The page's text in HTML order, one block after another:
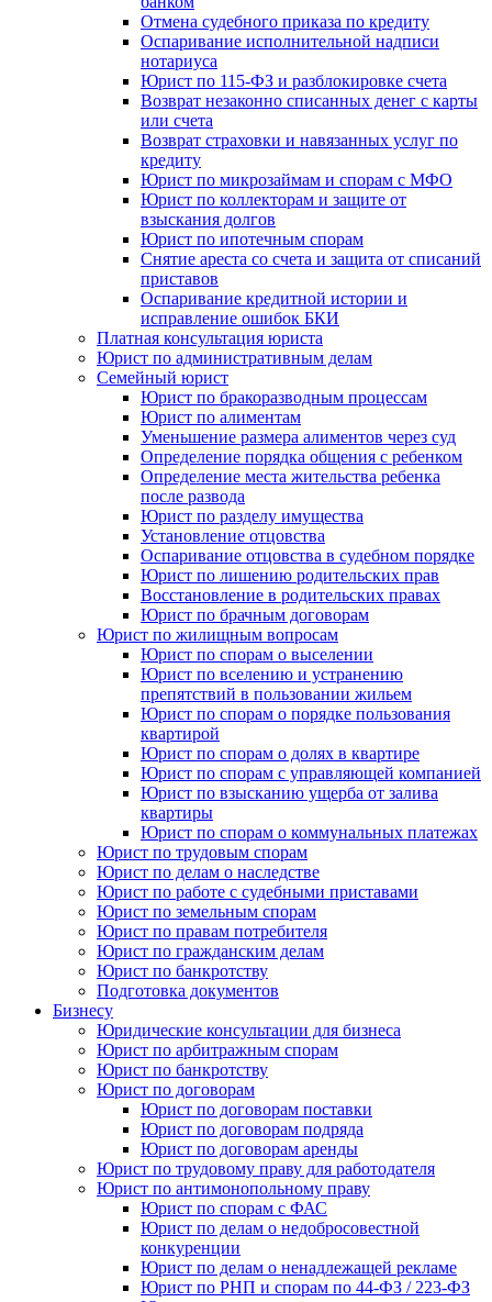
Отмена судебного приказа по кредиту
Оспаривание исполнительной надписи
нотариуса
Юрист по 115-ФЗ и разблокировке счета
Возврат незаконно списанных денег с карты
или счета
Возврат страховки и навязанных услуг по
кредиту
Юрист по микрозаймам и спорам с МФО
Юрист по коллекторам и защите от
взыскания долгов
Юрист по ипотечным спорам
Снятие ареста со счета и защита от списаний
приставов
Оспаривание кредитной истории и
исправление ошибок БКИ
Платная консультация юриста
Юрист по административным делам
Семейный юрист
Юрист по бракоразводным процессам
Юрист по алиментам
Уменьшение размера алиментов через суд
Определение порядка общения с ребенком
Определение места жительства ребенка
после развода
Юрист по разделу имущества
Установление отцовства
Оспаривание отцовства в судебном порядке
Юрист по лишению родительских прав
Восстановление в родительских правах
Юрист по брачным договорам
Юрист по жилищным вопросам
Юрист по спорам о выселении
Юрист по вселению и устранению
препятствий в пользовании жильем
Юрист по спорам о порядке пользования
квартирой
Юрист по спорам о долях в квартире
Юрист по спорам с управляющей компанией
Юрист по взысканию ущерба от залива
квартиры
Юрист по спорам о коммунальных платежах
Юрист по трудовым спорам
Юрист по делам о наследстве
Юрист по работе с судебными приставами
Юрист по земельным спорам
Юрист по правам потребителя
Юрист по гражданским делам
Юрист по банкротству
Подготовка документов
Бизнесу
Юридические консультации для бизнеса
Юрист по арбитражным спорам
Юрист по банкротству
Юрист по договорам
Юрист по договорам поставки
Юрист по договорам подряда
Юрист по договорам аренды
Юрист по трудовому праву для работодателя
Юрист по антимонопольному праву
Юрист по спорам с ФАС
Юрист по делам о недобросовестной
конкуренции
Юрист по делам о ненадлежащей рекламе
Юрист по РНП и спорам по 44-ФЗ / 223-ФЗ